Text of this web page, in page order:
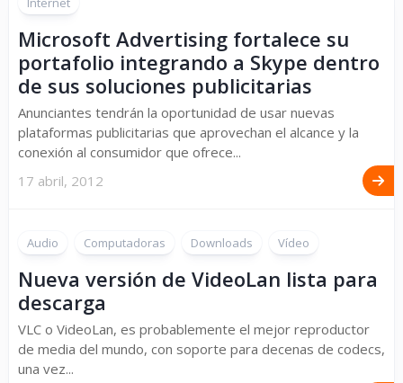
Microsoft Advertising fortalece su
portafolio integrando a Skype dentro
de sus soluciones publicitarias
Anunciantes tendrán la oportunidad de usar nuevas
plataformas publicitarias que aprovechan el alcance y la
conexión al consumidor que ofrece...
17 abril, 2012
Audio Computadoras Downloads Vídeo
Nueva versión de VideoLan lista para
descarga
VLC o VideoLan, es probablemente el mejor reproductor
de media del mundo, con soporte para decenas de codecs,
una vez...